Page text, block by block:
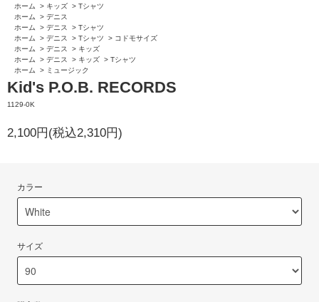
ホーム > キッズ > Tシャツ
ホーム
> デニス
ホーム
> デニス > Tシャツ
ホーム
> デニス > Tシャツ > コドモサイズ
ホーム
> デニス > キッズ
ホーム
> デニス > キッズ > Tシャツ
ホーム
> ミュージック
Kid's P.O.B. RECORDS
1129-0K
2,100円(税込2,310円)
カラー
サイズ